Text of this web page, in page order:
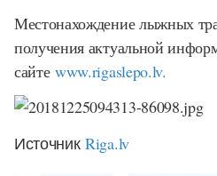
Местонахождение лыжных
получения актуальной
сайтеwww.rigaslepo.lv.
ИсточникRiga.lv